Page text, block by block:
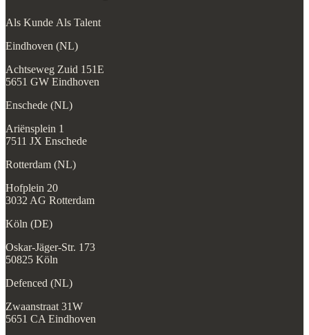
Als Kunde Als Talent
Eindhoven (NL)
Achtseweg Zuid 151E
5651 GW Eindhoven
Enschede (NL)
Ariënsplein 1
7511 JX Enschede
Rotterdam (NL)
Hofplein 20
3032 AG Rotterdam
Köln (DE)
Oskar-Jäger-Str. 173
50825 Köln
Defenced (NL)
Zwaanstraat 31W
5651 CA Eindhoven